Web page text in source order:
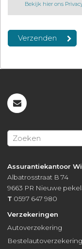
Bekijk hier ons
Assurantiekantoor
Albatrosstraat B 74
9663 PR Nieuwe
T 0597 647 980
Verzekeringen
Autoverzekering
Bestelautoverzekering